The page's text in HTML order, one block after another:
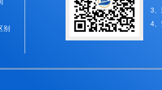
别
3
4